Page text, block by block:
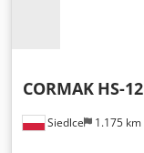
Siedlce 1.175 km
CORMAK HS-12